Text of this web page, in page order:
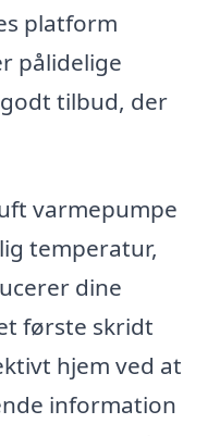
platform
pålidelige
tilbud, der
varmepumpe
temperatur,
dine
første skridt
hjem ved at
information